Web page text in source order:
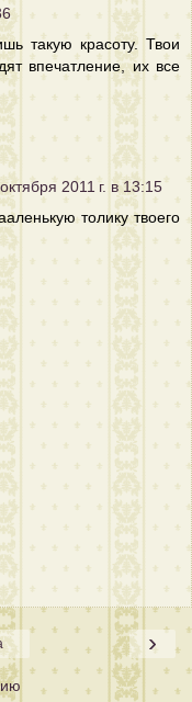
такую красоту. Твои
впечатление, их все
2011 г. в 13:15
толику твоего
›